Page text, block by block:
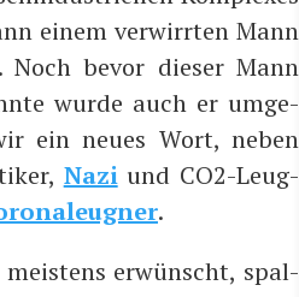
einem ver­wirr­ten Mann
Noch bevor die­ser Mann
wur­de auch er umge­
ein neu­es Wort, neben
Naziund CO2-Leug­
.
erwünscht, spal­